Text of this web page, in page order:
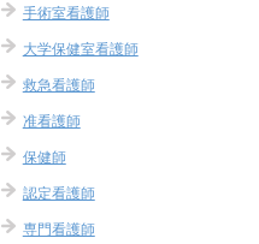
手術室看護師
大学保健室看護師
救急看護師
准看護師
保健師
認定看護師
専門看護師